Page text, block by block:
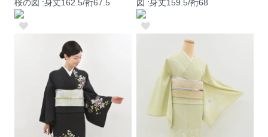
桜の図 :身丈162.5/裄67.5 図 :身丈159.5/裄68